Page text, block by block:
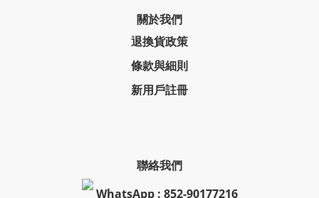
關於我們
退換貨政策
條款與細則
新用戶註冊
聯絡我們
WhatsApp : 852-90177216